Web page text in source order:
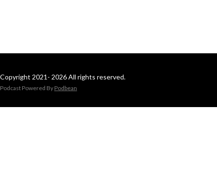
Copyright 2021- 2026 All rights reserved.
Podcast Powered By Podbean